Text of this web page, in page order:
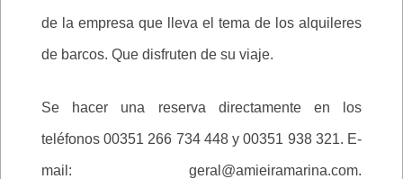
de la empresa que lleva el tema de los alquileres
de barcos. Que disfruten de su viaje.
Se hacer una reserva directamente en los
teléfonos 00351 266 734 448 y 00351 938 321. E-
mail: geral@amieiramarina.com.